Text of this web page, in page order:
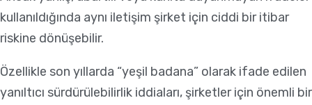
kullanıldığında aynı iletişim şirket için ciddi bir itibar
riskine dönüşebilir.
Özellikle son yıllarda “yeşil badana” olarak ifade edilen
yanıltıcı sürdürülebilirlik iddiaları, şirketler için önemli bir